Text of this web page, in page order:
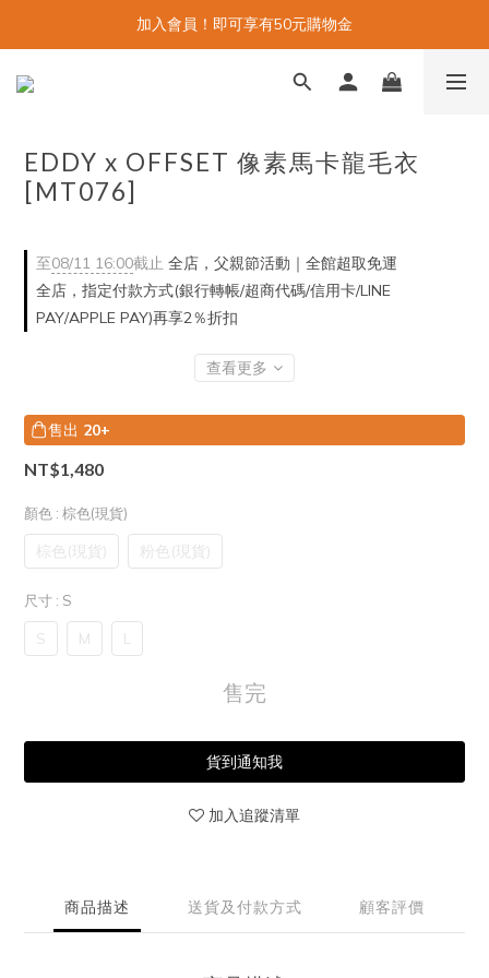
加入會員！即可享有50元購物金
EDDY x OFFSET 像素馬卡龍毛衣
[MT076]
至08/11 16:00截止 全店，父親節活動｜全館超取免運
全店，指定付款方式(銀行轉帳/超商代碼/信用卡/LINE
PAY/APPLE PAY)再享2％折扣
查看更多
售出 20+
NT$1,480
顏色 : 棕色(現貨)
棕色(現貨) 粉色(現貨)
尺寸 : S
S M L
售完
貨到通知我
加入追蹤清單
商品描述 送貨及付款方式 顧客評價